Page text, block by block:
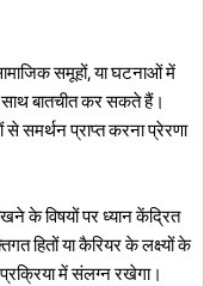
समूहों, या घटनाओं में
साथ बातचीत कर सकते हैं।
समर्थन प्राप्त करना प्रेरणा
के विषयों पर ध्यान केंद्रित
हितों या कैरियर के लक्ष्यों के
में संलग्न रखेगा।